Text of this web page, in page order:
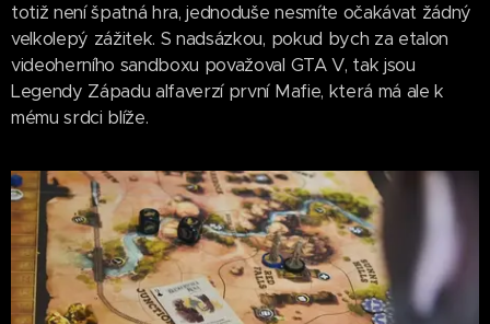
totiž není špatná hra, jednoduše nesmíte očakávat žádný
velkolepý zážitek. S nadsázkou, pokud bych za etalon
videoherního sandboxu považoval GTA V, tak jsou
Legendy Západu alfaverzí první Mafie, která má ale k
mému srdci blíže.